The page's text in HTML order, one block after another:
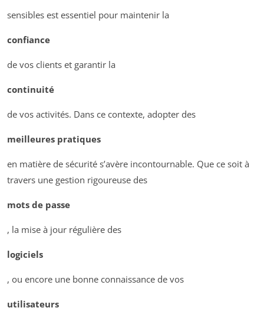
sensibles est essentiel pour maintenir la
confiance
de vos clients et garantir la
continuité
de vos activités. Dans ce contexte, adopter des
meilleures pratiques
en matière de sécurité s’avère incontournable. Que ce soit à
travers une gestion rigoureuse des
mots de passe
, la mise à jour régulière des
logiciels
, ou encore une bonne connaissance de vos
utilisateurs